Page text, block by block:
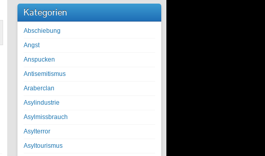
Kategorien
Abschiebung
Angst
Anspucken
Antisemitismus
Araberclan
Asylindustrie
Asylmissbrauch
Asylterror
Asyltourismus